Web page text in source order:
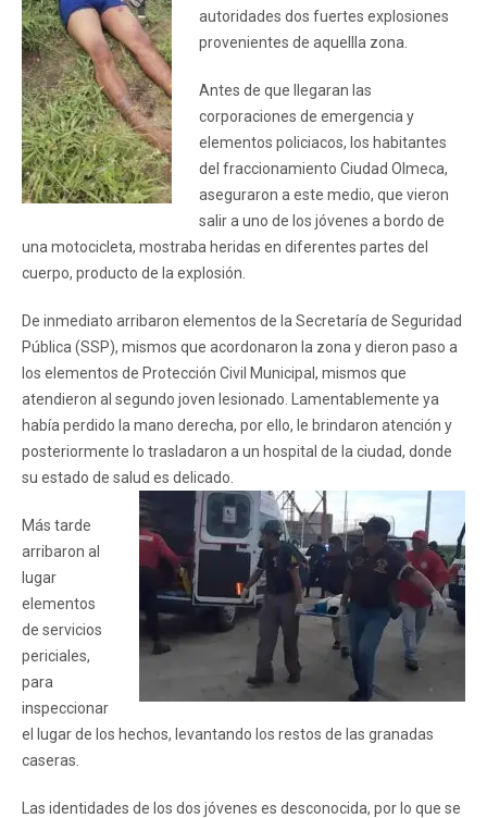
autoridades dos fuertes explosiones
provenientes de aquellla zona.
Antes de que llegaran las
corporaciones de emergencia y
elementos policiacos, los habitantes
del fraccionamiento Ciudad Olmeca,
aseguraron a este medio, que vieron
salir a uno de los jóvenes a bordo de
una motocicleta, mostraba heridas en diferentes partes del
cuerpo, producto de la explosión.
De inmediato arribaron elementos de la Secretaría de Seguridad
Pública (SSP), mismos que acordonaron la zona y dieron paso a
los elementos de Protección Civil Municipal, mismos que
atendieron al segundo joven lesionado. Lamentablemente ya
había perdido la mano derecha, por ello, le brindaron atención y
posteriormente lo trasladaron a un hospital de la ciudad, donde
su estado de salud es delicado.
Más tarde
arribaron al
lugar
elementos
de servicios
periciales,
para
inspeccionar
el lugar de los hechos, levantando los restos de las granadas
caseras.
Las identidades de los dos jóvenes es desconocida, por lo que se